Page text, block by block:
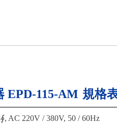
EPD-115-AM 規格
AC 220V / 380V, 50 / 60Hz